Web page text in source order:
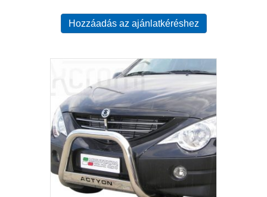
Hozzáadás az ajánlatkéréshez